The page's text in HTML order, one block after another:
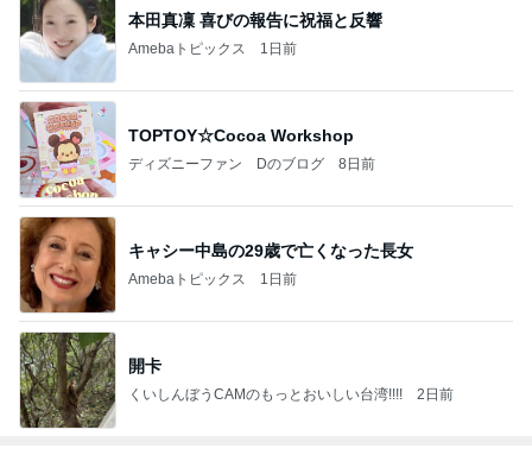
本田真凜 喜びの報告に祝福と反響
Amebaトピックス 1日前
TOPTOY☆Cocoa Workshop
ディズニーファン Dのブログ 8日前
キャシー中島の29歳で亡くなった長女
Amebaトピックス 1日前
開卡
くいしんぼうCAMのもっとおいしい台湾!!!! 2日前